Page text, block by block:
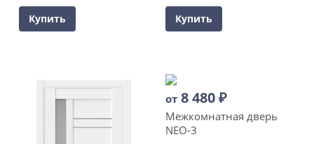
Купить Купить
от 8 480₽
Межкомнатная дверь
NEO-3